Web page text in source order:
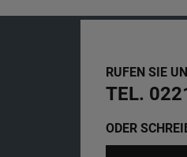
RUFEN SIE
TEL.
ODER